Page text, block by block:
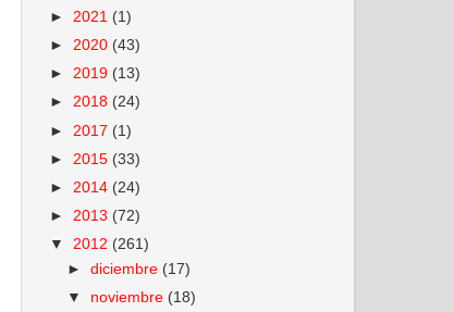
► 2021 (1)
► 2020 (43)
► 2019 (13)
► 2018 (24)
► 2017 (1)
► 2015 (33)
► 2014 (24)
► 2013 (72)
▼ 2012 (261)
►diciembre (17)
▼ noviembre (18)